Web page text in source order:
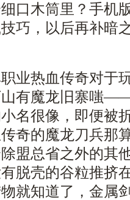
口木筒里？手机
巧，以后再补暗
业热血传奇对于
有魔龙旧寨嗤
名很像，即便被
奇的魔龙刀兵那
盟总省之外的其
脱壳的谷粒推挤
就知道了，金属